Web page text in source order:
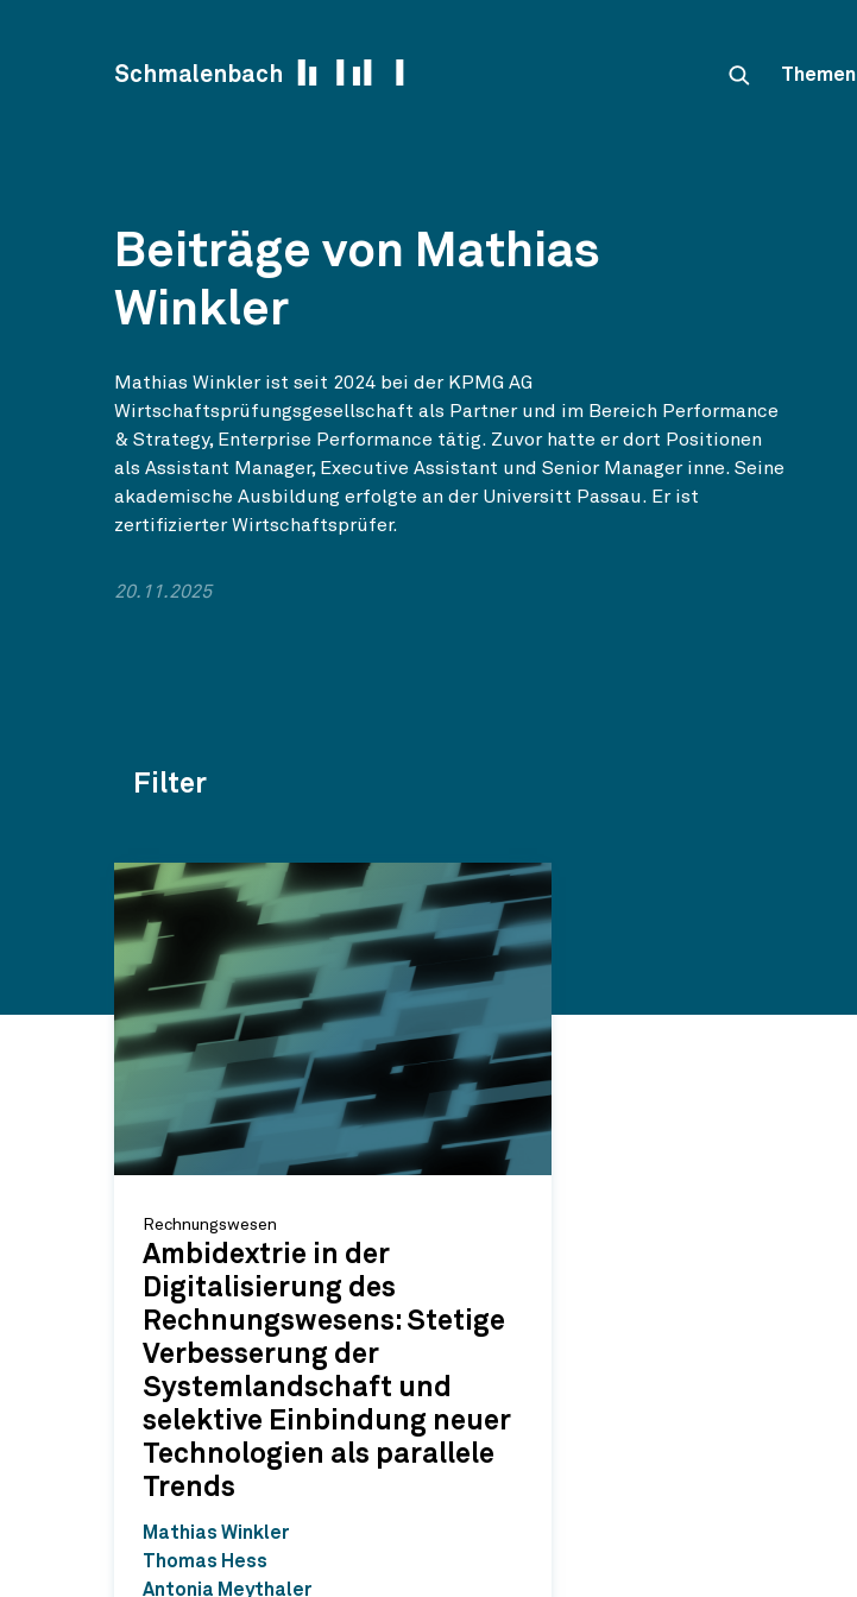
Schmalenbach Themen
Beiträge von Mathias
Winkler
Mathias Winkler ist seit 2024 bei der KPMG AG
Wirtschaftsprüfungsgesellschaft als Partner und im Bereich Performance
& Strategy, Enterprise Performance tätig. Zuvor hatte er dort Positionen
als Assistant Manager, Executive Assistant und Senior Manager inne. Seine
akademische Ausbildung erfolgte an der Universitt Passau. Er ist
zertifizierter Wirtschaftsprüfer.
20.11.2025
Filter
Rechnungswesen
Ambidextrie in der
Digitalisierung des
Rechnungswesens: Stetige
Verbesserung der
Systemlandschaft und
selektive Einbindung neuer
Technologien als parallele
Trends
Mathias Winkler
Thomas Hess
Antonia Meythaler